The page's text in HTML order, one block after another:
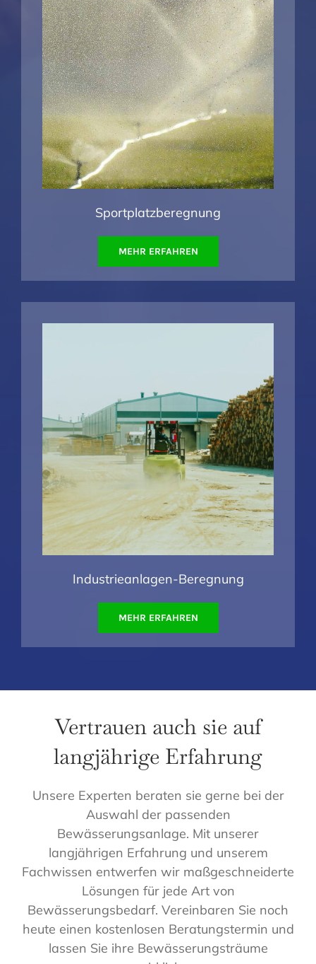
Sportplatzberegnung
MEHR ERFAHREN
Industrieanlagen-Beregnung
MEHR ERFAHREN
Vertrauen auch sie auf
langjährige Erfahrung
Unsere Experten beraten sie gerne bei der
Auswahl der passenden
Bewässerungsanlage. Mit unserer
langjährigen Erfahrung und unserem
Fachwissen entwerfen wir maßgeschneiderte
Lösungen für jede Art von
Bewässerungsbedarf. Vereinbaren Sie noch
heute einen kostenlosen Beratungstermin und
lassen Sie ihre Bewässerungsträume